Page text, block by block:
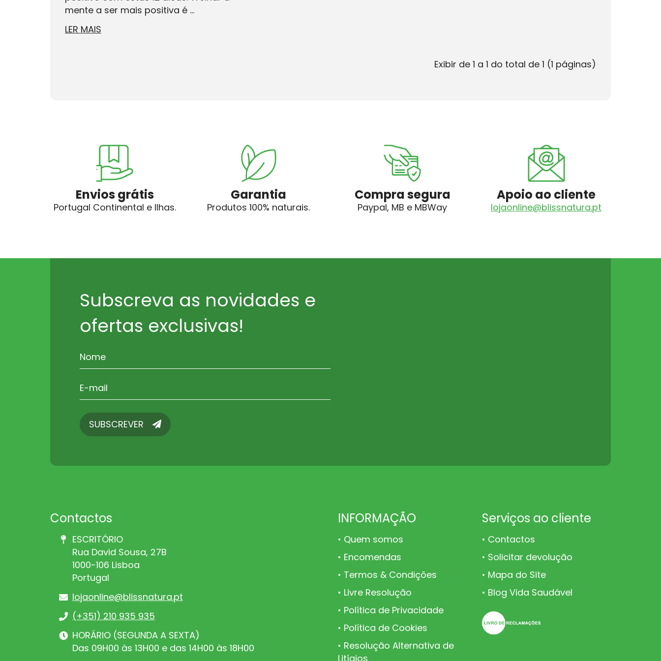
mente a ser mais positiva é ...
LER MAIS
Exibir de 1 a 1 do total de 1 (1 páginas)
Envios grátis
Portugal Continental e Ilhas.
Garantia
Produtos 100% naturais.
Compra segura
Paypal, MB e MBWay
Apoio ao cliente
lojaonline@blissnatura.pt
Subscreva as novidades e
ofertas exclusivas!
SUBSCREVER
SUBSCREVER
Contactos
ESCRITÓRIO
Rua David Sousa, 27B
1000-106 Lisboa
Portugal
lojaonline@blissnatura.pt
(+351) 210 935 935
HORÁRIO (SEGUNDA A SEXTA)
Das 09H00 às 13H00 e das 14H00 às 18H00
INFORMAÇÃO
Quem somos
Encomendas
Termos & Condições
Livre Resolução
Política de Privacidade
Política de Cookies
Resolução Alternativa de
Litígios
Serviços ao cliente
Contactos
Solicitar devolução
Mapa do Site
Blog Vida Saudável